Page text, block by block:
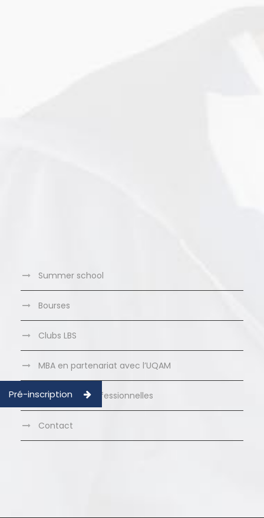
Summer school
Bourses
Clubs LBS
MBA en partenariat avec l’UQAM
Formations Professionnelles
Contact
Pré-inscription